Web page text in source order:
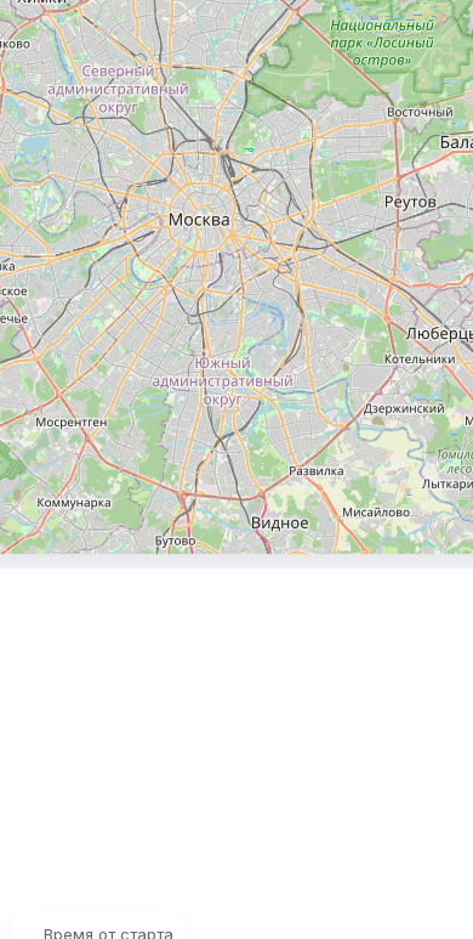
Время от старта